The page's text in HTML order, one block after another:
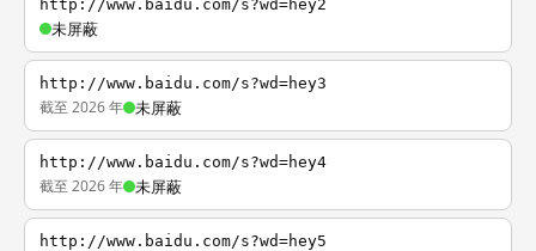
http://www.baidu.com/s?wd=hey2
未屏蔽
http://www.baidu.com/s?wd=hey3
截至 2026 年 未屏蔽
http://www.baidu.com/s?wd=hey4
截至 2026 年 未屏蔽
http://www.baidu.com/s?wd=hey5